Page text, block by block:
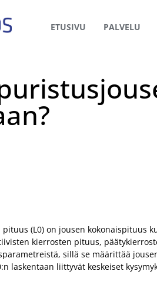
ETUSIVU PALVELU
pituus (L0) on jousen kokonaispituus
kierrosten pituus,
sillä se määrittää
laskentaan liittyvät keskeiset